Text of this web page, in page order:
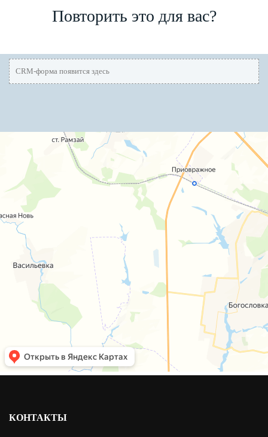
Повторить это для вас?
CRM-форма появится здесь
КОНТАКТЫ